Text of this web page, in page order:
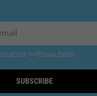
of Use and Privacy Policy.
SUBSCRIBE